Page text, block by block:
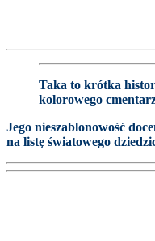
Taka to krótka
kolorowego
Jego nieszablonowość
na listę światowego